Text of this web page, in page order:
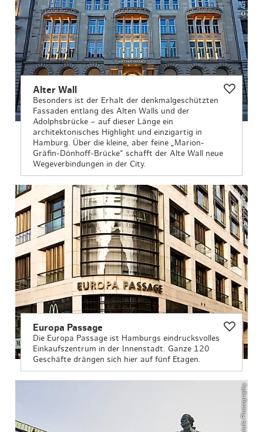
Alter Wall
Besonders ist der Erhalt der denkmalgeschützten
Fassaden entlang des Alten Walls und der
Adolphsbrücke – auf dieser Länge ein
architektonisches Highlight und einzigartig in
Hamburg. Über die kleine, aber feine „Marion-
Gräfin-Dönhoff-Brücke“ schafft der Alte Wall neue
Wegeverbindungen in der City.
© T. Schreiber
Europa Passage
Die Europa Passage ist Hamburgs eindrucksvolles
Einkaufszentrum in der Innenstadt. Ganze 120
Geschäfte drängen sich hier auf fünf Etagen.